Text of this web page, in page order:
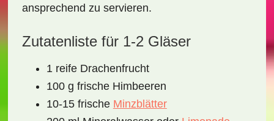
ansprechend zu servieren.
Zutatenliste für 1-2 Gläser
1 reife Drachenfrucht
100 g frische Himbeeren
10-15 frische Minzblätter